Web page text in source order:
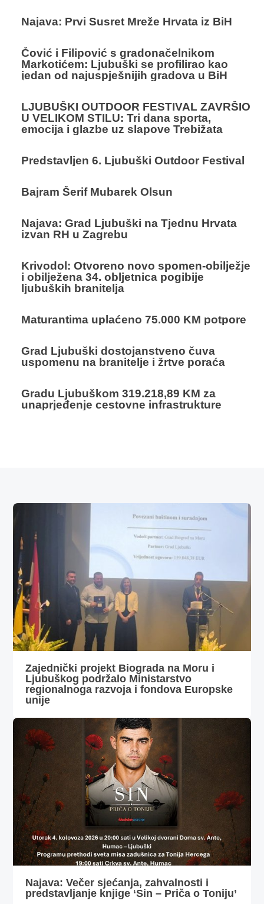
Najava: Prvi Susret Mreže Hrvata iz BiH
Čović i Filipović s gradonačelnikom
Markotićem: Ljubuški se profilirao kao
jedan od najuspješnijih gradova u BiH
LJUBUŠKI OUTDOOR FESTIVAL ZAVRŠIO
U VELIKOM STILU: Tri dana sporta,
emocija i glazbe uz slapove Trebižata
Predstavljen 6. Ljubuški Outdoor Festival
Bajram Šerif Mubarek Olsun
Najava: Grad Ljubuški na Tjednu Hrvata
izvan RH u Zagrebu
Krivodol: Otvoreno novo spomen-obilježje
i obilježena 34. obljetnica pogibije
ljubuških branitelja
Maturantima uplaćeno 75.000 KM potpore
Grad Ljubuški dostojanstveno čuva
uspomenu na branitelje i žrtve poraća
Gradu Ljubuškom 319.218,89 KM za
unaprjeđenje cestovne infrastrukture
Zajednički projekt Biograda na Moru i
Ljubuškog podržalo Ministarstvo
regionalnoga razvoja i fondova Europske
unije
Najava: Večer sjećanja, zahvalnosti i
predstavljanje knjige ‘Sin – Priča o Toniju’